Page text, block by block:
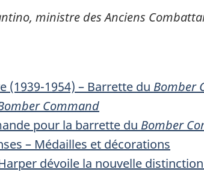
ministre des Anciens
(1939-1954) – Barrette du Bomber
Command
pour la barrette du Bomber
– Médailles et décorations
dévoile la nouvelle